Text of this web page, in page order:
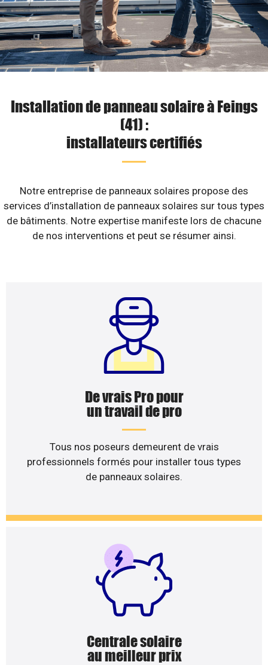
Installation de panneau solaire à Feings
(41) :
installateurs certifiés
Notre entreprise de panneaux solaires propose des
services d’installation de panneaux solaires sur tous types
de bâtiments. Notre expertise manifeste lors de chacune
de nos interventions et peut se résumer ainsi.
De vrais Pro pour
un travail de pro
Tous nos poseurs demeurent de vrais
professionnels formés pour installer tous types
de panneaux solaires.
Centrale solaire
au meilleur prix